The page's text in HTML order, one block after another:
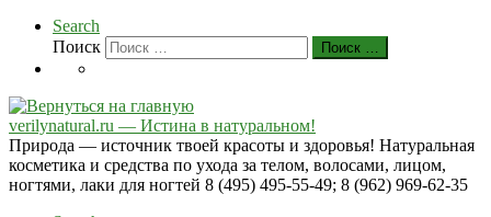
Search
Поиск
Поиск …
verilynatural.ru — Истина в натуральном!
Природа — источник твоей красоты и здоровья! Натуральная
косметика и средства по ухода за телом, волосами, лицом,
ногтями, лаки для ногтей 8 (495) 495-55-49; 8 (962) 969-62-35